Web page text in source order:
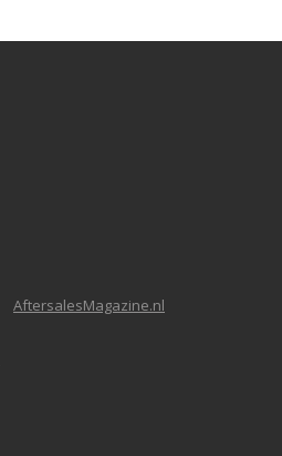
AftersalesMagazine.nl